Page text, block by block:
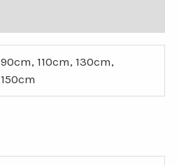
90cm, 110cm, 130cm,
150cm